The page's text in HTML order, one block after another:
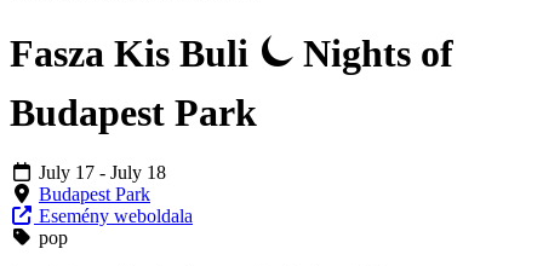
Fasza Kis Buli ⏾ Nights of
Budapest Park
July 17 - July 18
Budapest Park
Esemény weboldala
pop